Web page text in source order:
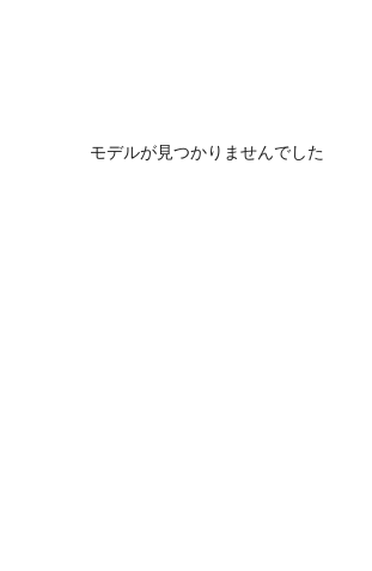
モデルが見つかりませんでした